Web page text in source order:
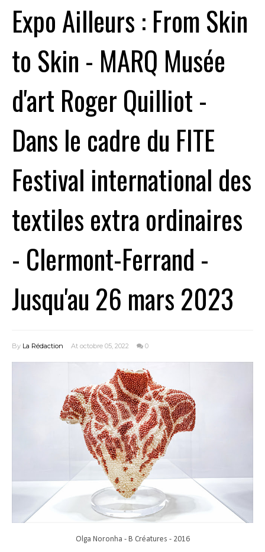
Expo Ailleurs : From Skin
to Skin - MARQ Musée
d'art Roger Quilliot -
Dans le cadre du FITE
Festival international des
textiles extra ordinaires
- Clermont-Ferrand -
Jusqu'au 26 mars 2023
By La Rédaction At octobre 05, 2022 0
Olga Noronha - B Créatures - 2016